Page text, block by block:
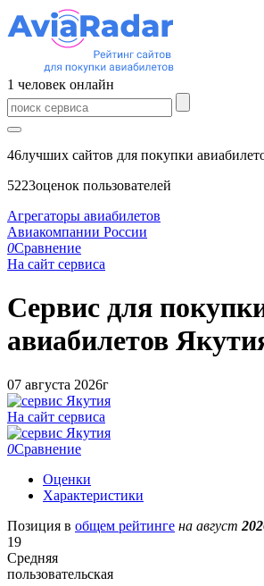
1 человек онлайн
46лучших сайтов для покупки
5223оценок пользователей
Агрегаторы авиабилетов
Авиакомпании России
0Сравнение
На сайт сервиса
Сервис для
авиабилетов
07 августа 2026г
На сайт сервиса
0Сравнение
Оценки
Характеристики
Позиция в общем рейтинге на август
19
Средняя
пользовательская